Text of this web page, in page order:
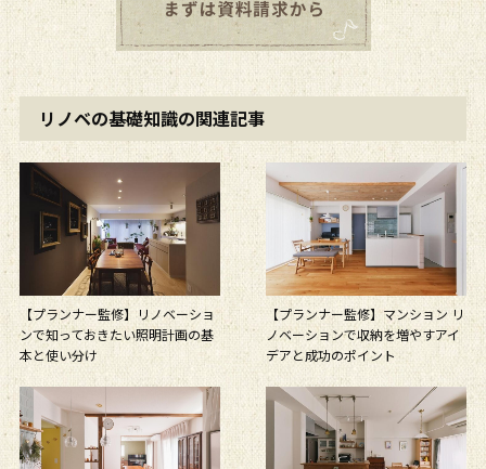
リノベの基礎知識の関連記事
【プランナー監修】リノベーショ
ンで知っておきたい照明計画の基
本と使い分け
【プランナー監修】マンション リ
ノベーションで収納を増やすアイ
デアと成功のポイント